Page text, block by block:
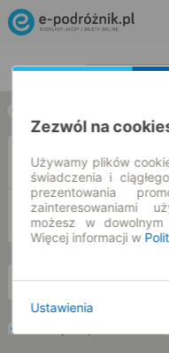
Z
DO
pn. 10 sie.
Zezwól na
Używamy plików
świadczenia i
prezentowania
zainteresowaniami
możesz w
Więcej informacji w
Ustawienia